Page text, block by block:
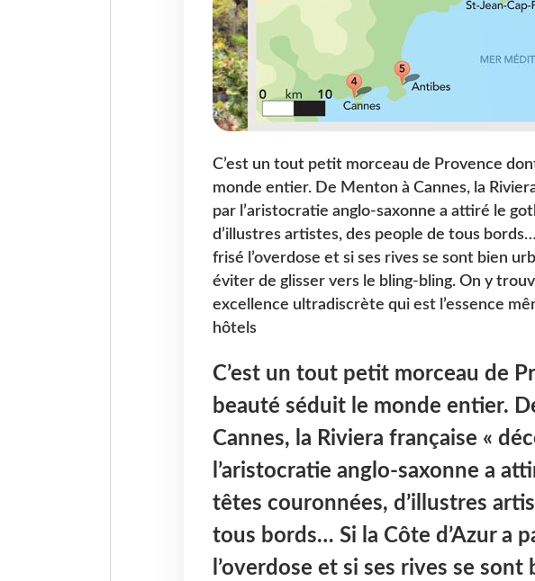
C’est un tout petit morceau de Provence
monde entier. De Menton à Cannes, la
par l’aristocratie anglo-saxonne a attiré le
d’illustres artistes, des people de tous
frisé l’overdose et si ses rives se sont bien
éviter de glisser vers le bling-bling. On y
excellence ultradiscrète qui est l’essence
hôtels
C’est un tout petit morceau de
beauté séduit le monde entier.
Cannes, la Riviera française «
l’aristocratie anglo-saxonne a
têtes couronnées, d’illustres
tous bords… Si la Côte d’Azur a
l’overdose et si ses rives se sont